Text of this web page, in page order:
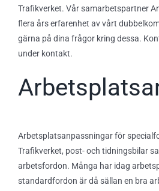
Trafikverket. Vår samarbetspartner
flera års erfarenhet av vårt
gärna på dina frågor kring dessa.
under kontakt.
Arbetsplatsanpassningar för
Trafikverket, post- och tidningsbilar
arbetsfordon. Många har idag
standardfordon är då sällan en bra